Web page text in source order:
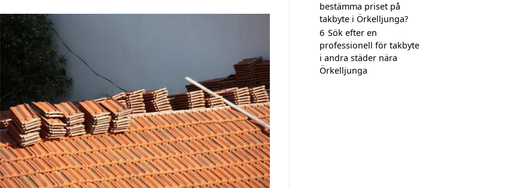
bestämma priset på
takbyte i Örkelljunga?
6 Sök efter en
professionell för takbyte
i andra städer nära
Örkelljunga